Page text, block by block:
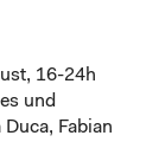
16-24h
und
Fabian